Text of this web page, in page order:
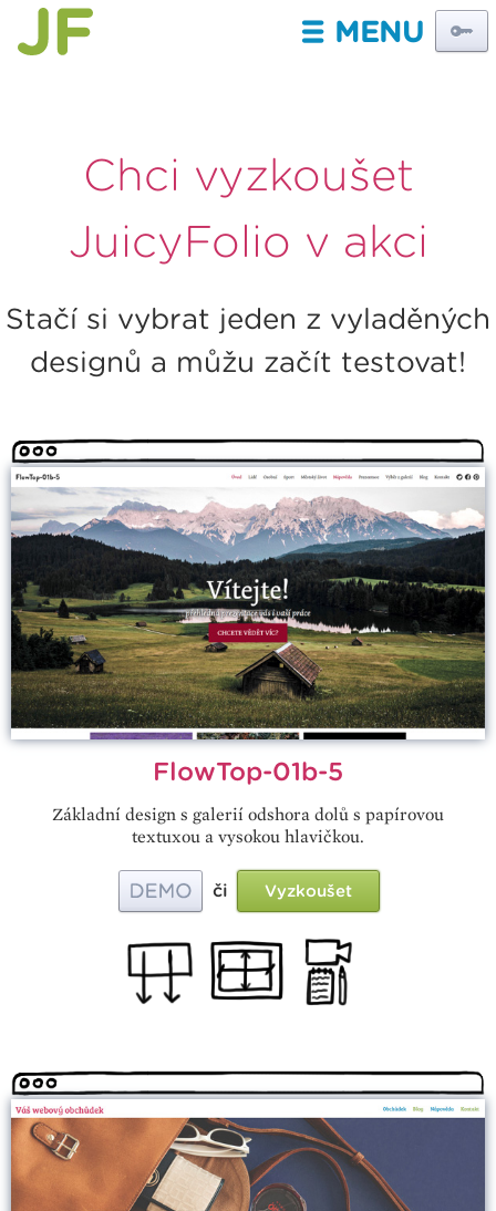
III MENU
Chci vyzkoušet
JuicyFolio v akci
Stačí si vybrat jeden z vyladěných
designů a můžu začít testovat!
FlowTop-01b-5
Základní design s galerií odshora dolů s papírovou
textuxou a vysokou hlavičkou.
Vyzkoušet
či